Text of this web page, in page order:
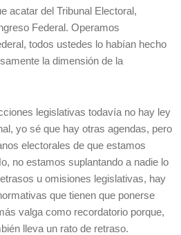
acatar del Tribunal Electoral,
Federal. Operamos
todos ustedes lo habían hecho
la dimensión de la
legislativas todavía no hay ley
yo sé que hay otras agendas, pero
electorales de que estamos
no estamos suplantando a nadie lo
u omisiones legislativas, hay
que tienen que ponerse
valga como recordatorio porque,
lleva un rato de retraso.